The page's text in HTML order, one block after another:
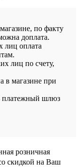
по факту
доплата.
лиц оплата
лиц по счету,
в магазине при
платежный шлюз
розничная
скидкой на Ваш